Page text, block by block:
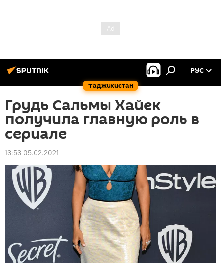
Таджикистан
РУС
Грудь Сальмы Хайек
получила главную роль в
сериале
13:53 05.02.2021